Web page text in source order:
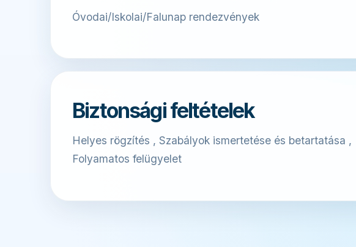
Óvodai/Iskolai/Falunap rendezvények
Biztonsági feltételek
Helyes rögzítés , Szabályok ismertetése és betartatása ,
Folyamatos felügyelet